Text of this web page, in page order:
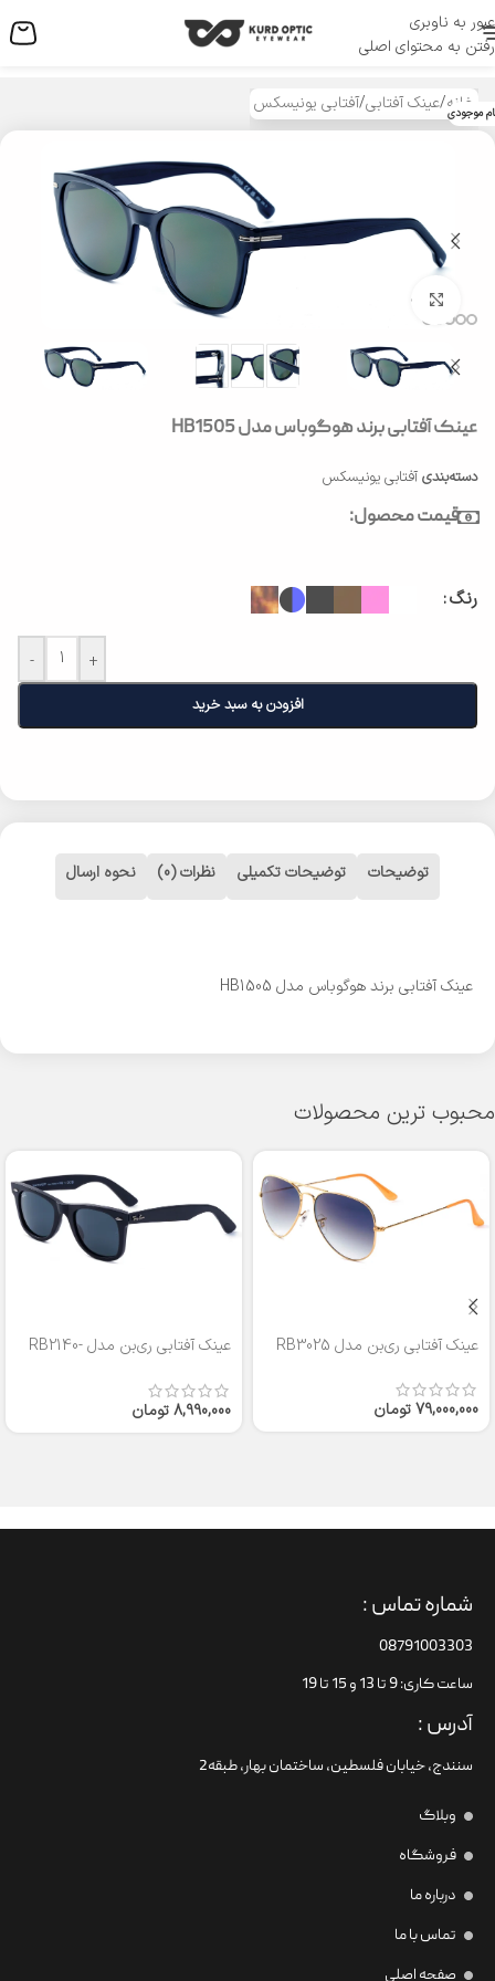
عبور به ناوبری
رفتن به محتوای اصلی
منو
خانه/عینک آفتابی/آفتابی یونیسکس موجودی
بزرگنمایی تصویر
عینک آفتابی برند هوگوباس مدل HB1505
دسته‌بندی آفتابی یونیسکس
قیمت محصول:
رنگ
- +
افزودن به سبد خرید
توضیحات توضیحات تکمیلی نظرات (0) نحوه ارسال
عینک آفتابی برند هوگوباس مدل HB1505
محبوب ترین محصولات
عینک آفتابی ری‌بن مدل RB3025
79,000,000تومان
عینک آفتابی ری‌بن مدل RB2140-
8,990,000تومان
شماره تماس :
08791003303
ساعت کاری: 9 تا 13 و 15 تا 19
آدرس :
سنندج، خیابان فلسطین،‌ ساختمان بهار، طبقه2
وبلاگ
فروشگاه
درباره ما
تماس با ما
صفحه اصلی